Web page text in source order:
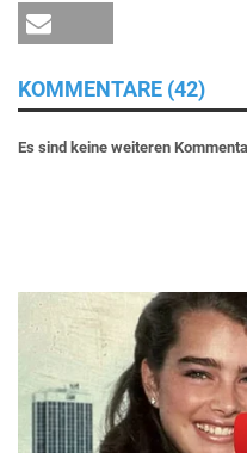
KOMMENTARE (42)
Es sind keine weiteren